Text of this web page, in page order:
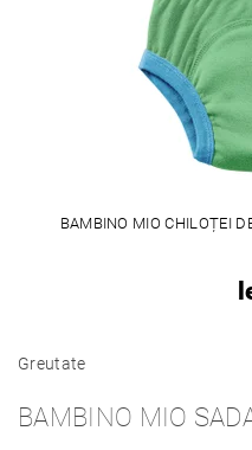
BAMBINO MIO CHILOȚEI
Greutate
BAMBINO MIO